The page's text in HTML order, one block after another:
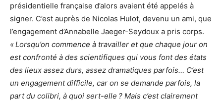
présidentielle française d’alors avaient été appelés à
signer. C’est auprès de Nicolas Hulot, devenu un ami, que
l’engagement d’Annabelle Jaeger-Seydoux a pris corps.
« Lorsqu’on commence à travailler et que chaque jour on
est confronté à des scientifiques qui vous font des états
des lieux assez durs, assez dramatiques parfois… C’est
un engagement difficile, car on se demande parfois, la
part du colibri, à quoi sert-elle ? Mais c’est clairement